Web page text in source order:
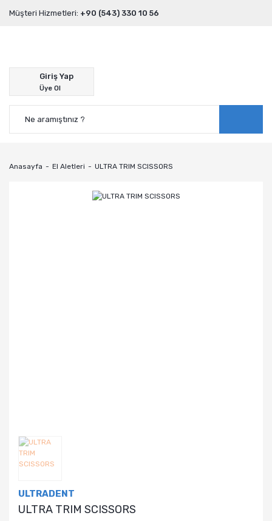
Müşteri Hizmetleri: +90 (543) 330 10 56
Giriş Yap
Üye Ol
Anasayfa El Aletleri ULTRA TRIM SCISSORS
ULTRADENT
ULTRA TRIM SCISSORS